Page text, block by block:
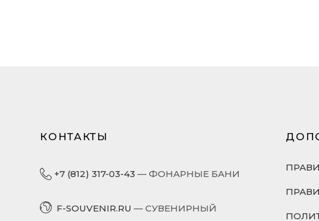
КОНТАКТЫ
+7 (812) 317-03-43— ФОНАРНЫЕ БАНИ
F-SOUVENIR.RU— СУВЕНИРНЫЙ